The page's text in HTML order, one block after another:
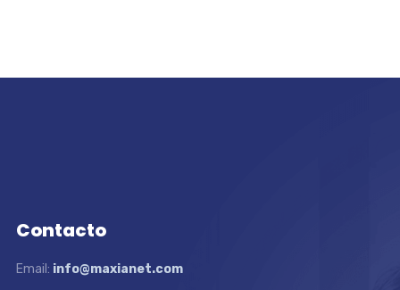
Contacto
Email: info@maxianet.com